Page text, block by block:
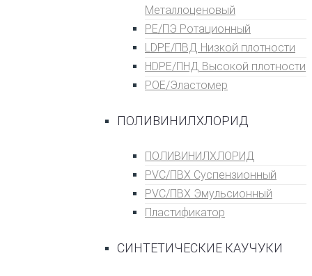
Металлоценовый
PE/ПЭ Ротационный
LDPE/ПВД Низкой плотности
HDPE/ПНД Высокой плотности
POE/Эластомер
ПОЛИВИНИЛХЛОРИД
ПОЛИВИНИЛХЛОРИД
PVC/ПВХ Суспензионный
PVC/ПВХ Эмульсионный
Пластификатор
СИНТЕТИЧЕСКИЕ КАУЧУКИ